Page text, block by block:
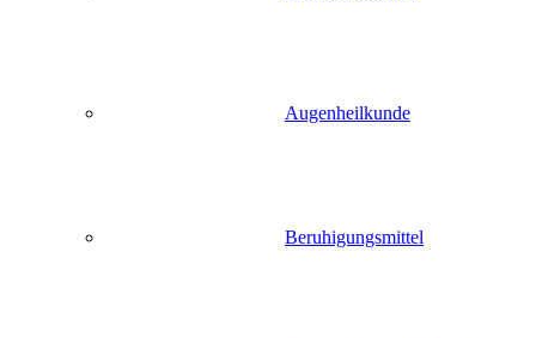
Augenheilkunde
Beruhigungsmittel